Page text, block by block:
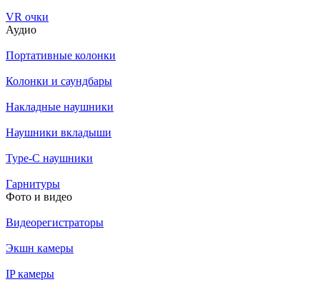
VR очки
Аудио
Портативные колонки
Колонки и саундбары
Накладные наушники
Наушники вкладыши
Type-C наушники
Гарнитуры
Фото и видео
Видеорегистраторы
Экшн камеры
IP камеры